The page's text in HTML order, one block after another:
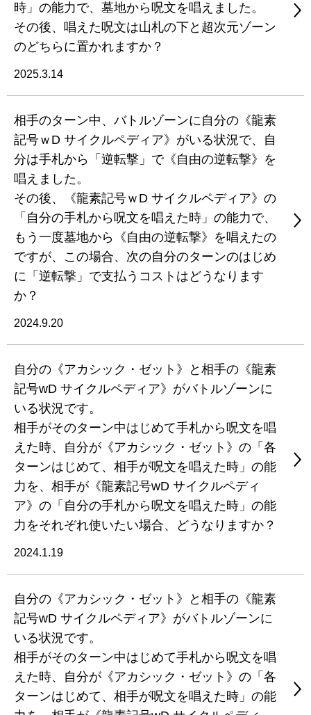
時」の能力で、墓地から呪文を唱えました。
その後、唱えた呪文は山札の下と超次元ゾーン
のどちらに置かれますか？
2025.3.14
相手のターン中、バトルゾーンに自分の《龍素
記号ｗD サイクルペディア》がいる状況で、自
分は手札から「逆転撃」で《自由の逆転撃》を
唱えました。
その後、《龍素記号ｗD サイクルペディア》の
「自分の手札から呪文を唱えた時」の能力で、
もう一度墓地から《自由の逆転撃》を唱えたの
ですが、この場合、次の自分のターンのはじめ
に「逆転撃」で支払うコストはどうなります
か？
2024.9.20
自分の《アカシック・ゼット》と相手の《龍素
記号wD サイクルペディア》がバトルゾーンに
いる状況です。
相手がそのターン中はじめて手札から呪文を唱
えた時、自分が《アカシック・ゼット》の「各
ターンはじめて、相手が呪文を唱えた時」の能
力を、相手が《龍素記号wD サイクルペディ
ア》の「自分の手札から呪文を唱えた時」の能
力をそれぞれ使いたい場合、どうなりますか？
2024.1.19
自分の《アカシック・ゼット》と相手の《龍素
記号wD サイクルペディア》がバトルゾーンに
いる状況です。
相手がそのターン中はじめて手札から呪文を唱
えた時、自分が《アカシック・ゼット》の「各
ターンはじめて、相手が呪文を唱えた時」の能